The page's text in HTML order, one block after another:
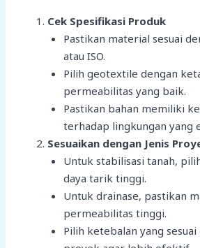
Cek Spesifikasi Produk
Pastikan material sesuai
atau ISO.
Pilih geotextile dengan
permeabilitas yang baik.
Pastikan bahan memiliki
terhadap lingkungan yang
Sesuaikan dengan Jenis
Untuk stabilisasi tanah,
daya tarik tinggi.
Untuk drainase, pastikan
permeabilitas tinggi.
Pilih ketebalan yang